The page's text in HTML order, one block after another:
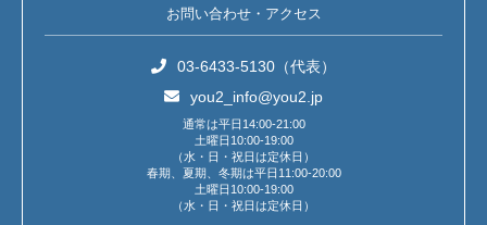
お問い合わせ・アクセス
03-6433-5130（代表）
you2_info@you2.jp
通常は平日14:00-21:00
土曜日10:00-19:00
（水・日・祝日は定休日）
春期、夏期、冬期は平日11:00-20:00
土曜日10:00-19:00
（水・日・祝日は定休日）